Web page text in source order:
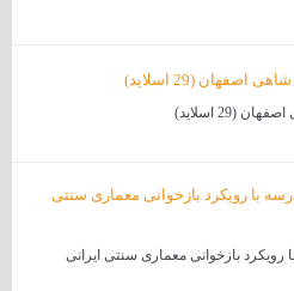
(29 اسلاید)
بازخوانی معماری سنتی ایرانی